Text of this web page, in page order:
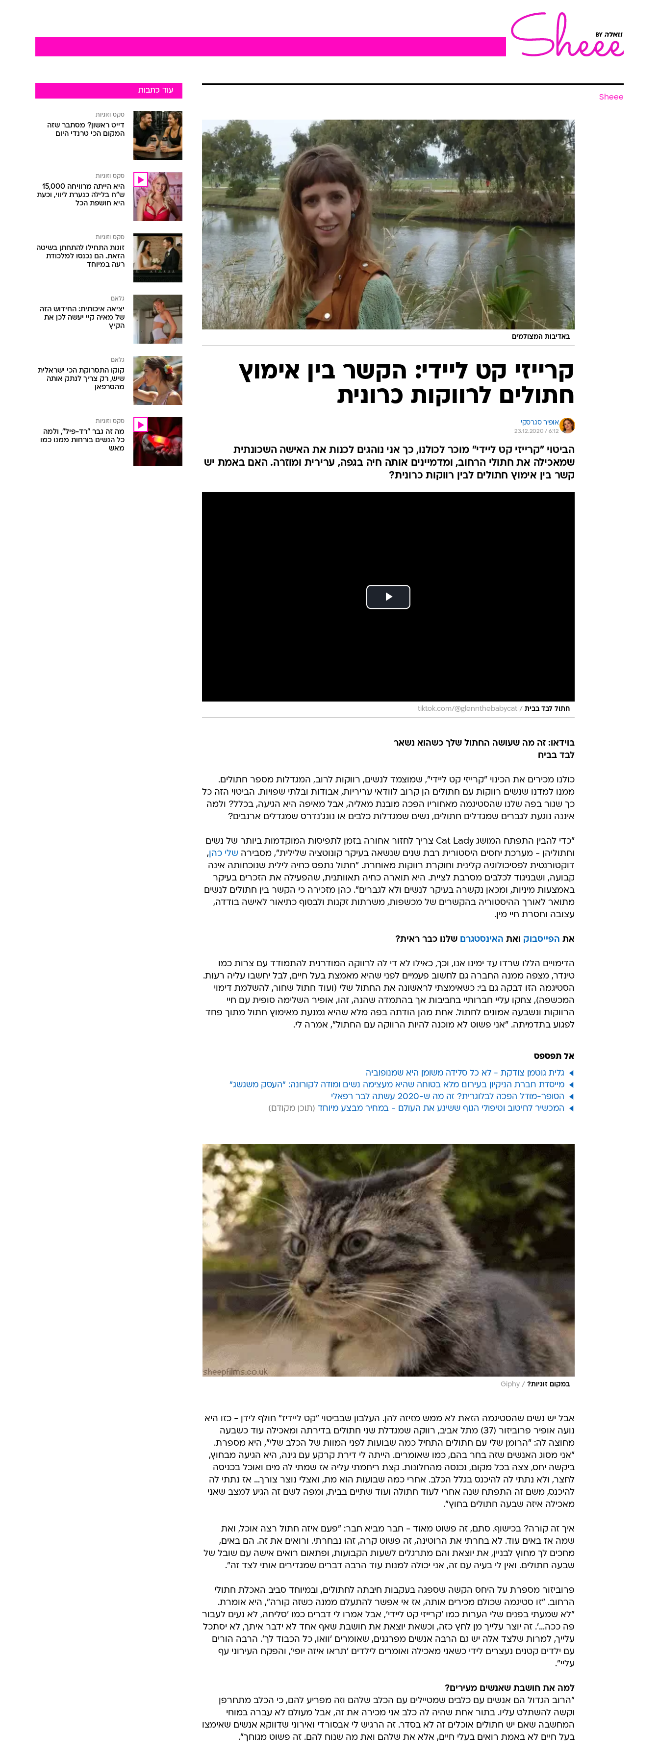
Sheee
באדיבות המצולמים
קרייזי קט ליידי: הקשר בין אימוץ
חתולים לרווקות כרונית
אופיר סגרסקי
23.12.2020 / 6:12
הביטוי "קרייזי קט ליידי" מוכר לכולנו, כך אני נוהגים לכנות את האישה השכונתית
שמאכילה את חתולי הרחוב, ומדמיינים אותה חיה בגפה, ערירית ומוזרה. האם באמת יש
קשר בין אימוץ חתולים לבין רווקות כרונית?
חתול לבד בבית /
tiktok.com/@glennthebabycat
בוידאו: זה מה שעושה החתול שלך כשהוא נשאר
לבד בביח
כולנו מכירים את הכינוי "קרייזי קט ליידי", שמוצמד לנשים, רווקות לרוב, המגדלות מספר חתולים.
ממנו למדנו שנשים רווקות עם חתולים הן קרוב לוודאי עריריות, אבודות ובלתי שפויות. הביטוי הזה כל
כך שגור בפה שלנו שהסטיגמה מאחוריו הפכה מובנת מאליה, אבל מאיפה היא הגיעה, בכלל? ולמה
איננה נוגעת לגברים שמגדלים חתולים, נשים שמגדלות כלבים או נונג'נדרס שמגדלים ארנבים?
"כדי להבין התפתח המושג Cat Lady צריך לחזור אחורה בזמן לתפיסות המוקדמות ביותר של נשים
וחתוליהן - מערכת יחסים היסטורית רבת שנים שנשאה בעיקר קונוטציה שלילית", מסבירה שלי כהן,
דוקטורנטית לפסיכולוגיה קלינית וחוקרת רווקות מאוחרת. "חתול נתפס כחיה לילית שנוכחותה אינה
קבועה, ושבניגוד לכלבים מסרבת לציית. היא תוארה כחיה תאוותנית, שהפעילה את הזכרים בעיקר
באמצעות מיניות, ומכאן נקשרה בעיקר לנשים ולא לגברים". כהן מזכירה כי הקשר בין חתולים לנשים
מתואר לאורך ההיסטוריה בהקשרים של מכשפות, משרתות זקנות ולבסוף כתיאור לאישה בודדה,
עצובה וחסרת חיי מין.
את הפייסבוק ואת האינסטגרם שלנו כבר ראית?
הדימויים הללו שרדו עד ימינו אנו, וכך, כאילו לא די לה לרווקה המודרנית להתמודד עם צרות כמו
טינדר, מצפה ממנה החברה גם לחשוב פעמיים לפני שהיא מאמצת בעל חיים, לבל יחשבו עליה רעות.
הסטיגמה הזו דבקה גם בי: כשאימצתי לראשונה את החתול שלי (ועוד חתול שחור, להשלמת דימוי
המכשפה), צחקו עליי חברותיי בחביבות אך בהתמדה שהנה, זהו, אופיר השלימה סופית עם חיי
הרווקות ונשבעה אמונים לחתול. אחת מהן הודתה בפה מלא שהיא נמנעת מאימוץ חתול מתוך פחד
לפגוע בתדמיתה. "אני פשוט לא מוכנה להיות הרווקה עם החתול", אמרה לי.
אל תפספס
גלית גוטמן צודקת - לא כל סלידה משומן היא שמנופוביה
מייסדת חברת הניקיון בעירום מלא בטוחה שהיא מעצימה נשים ומודה לקורונה: "העסק משגשג"
הסופר-מודל הפכה לבלוגרית? זה מה ש-2020 עשתה לבר רפאלי
המכשיר לחיטוב וטיפולי הגוף ששיגע את העולם - במחיר מבצע מיוחד
במקום זוגיות? /
Giphy
אבל יש נשים שהסטיגמה הזאת לא ממש מזיזה להן. העלבון שבביטוי "קט ליידיז" חולף לידן - כזו היא
נועה אופיר פרוביזור (37) מתל אביב, רווקה שמגדלת שני חתולים בדירתה ומאכילה עוד כשבעה
מחוצה לה: "הרומן שלי עם חתולים התחיל כמה שבועות לפני המוות של הכלב שלי", היא מספרת.
"אני מסוג האנשים שזה בחר בהם, כמו שאומרים. הייתה לי דירת קרקע עם גינה, היא הגיעה מבחוץ,
ביקשה יחס, צצה בכל מקום, נכנסה מהחלונות. קצת ריחמתי עליה אז שמתי לה מים ואוכל בכניסה
לחצר, ולא נתתי לה להיכנס בגלל הכלב. אחרי כמה שבועות הוא מת, ואצלי נוצר צורך… אז נתתי לה
להיכנס, משם זה התפתח שנה אחרי לעוד חתולה ועוד שתיים בבית, ומפה לשם זה הגיע למצב שאני
מאכילה איזה שבעה חתולים בחוץ".
איך זה קורה? בכישוף. סתם, זה פשוט מאוד - חבר מביא חבר: "פעם איזה חתול רצה אוכל, ואת
שמה אז באים עוד. לא בחרתי את הרוטינה, זה פשוט קרה, זהו נבחרתי. ורואים את זה. הם באים,
מחכים לך מחוץ לבניין, את יוצאת והם מתרגלים לשעות הקבועות, ופתאום רואים אישה עם שובל של
שבעה חתולים. ואין לי בעיה עם זה, אני יכולה למנות עוד הרבה דברים שמגדירים אותי לצד זה".
פרוביזור מספרת על היחס הקשה שספגה בעקבות חיבתה לחתולים, ובמיוחד סביב האכלת חתולי
הרחוב. "זו סטיגמה שכולם מכירים אותה, אז אי אפשר להתעלם ממנה כשזה קורה", היא אומרת.
"לא שמעתי בפנים שלי הערות כמו 'קרייזי קט ליידי', אבל אמרו לי דברים כמו 'סליחה, לא נעים לעבור
פה ככה…'. זה יוצר עלייך מן לחץ כזה, וכשאת יוצאת את חושבת שאף אחד לא ידבר איתך, לא יסתכל
עלייך, למרות שלצד אלה יש גם הרבה אנשים מפרגנים, שאומרים 'וואו, כל הכבוד לך'. הרבה הורים
עם ילדים קטנים נעצרים לידי כשאני מאכילה ואומרים לילדים 'תראו איזה יופי', והפקח העירוני עף
עליי".
למה את חושבת שאנשים מעירים?
"הרוב הגדול הם אנשים עם כלבים שמטיילים עם הכלב שלהם וזה מפריע להם, כי הכלב מתחרפן
וקשה להשתלט עליו. בתור אחת שהיה לה כלב אני מכירה את זה, אבל מעולם לא עברה במוחי
המחשבה שאם יש חתולים אוכלים זה לא בסדר. זה הרגיש לי אבסורדי ואירוני שדווקא אנשים שאימצו
בעל חיים לא באמת רואים בעלי חיים, אלא את שלהם ואת מה שנוח להם. זה פשוט מגוחך".
עוד כתבות
סקס וזוגיות
דייט ראשון? מסתבר שזה
המקום הכי טרנדי היום
סקס וזוגיות
היא הייתה מרוויחה 15,000
ש"ח בלילה כנערת ליווי, וכעת
היא חושפת הכל
סקס וזוגיות
זוגות התחילו להתחתן בשיטה
הזאת. הם נכנסו למלכודת
רעה במיוחד
גלאם
יציאה איכותית: החידוש הזה
של מאיה קיי יעשה לכן את
הקיץ
גלאם
קוקו התסרוקת הכי ישראלית
שיש, רק צריך לנתק אותה
מהסרפאן
סקס וזוגיות
מה זה גבר "רד-פיל", ולמה
כל הנשים בורחות ממנו כמו
מאש